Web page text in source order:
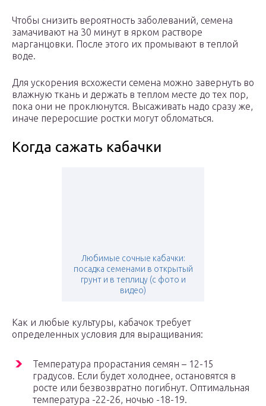
Чтобы снизить вероятность заболеваний, семена
замачивают на 30 минут в ярком растворе
марганцовки. После этого их промывают в теплой
воде.
Для ускорения всхожести семена можно завернуть во
влажную ткань и держать в теплом месте до тех пор,
пока они не проклюнутся. Высаживать надо сразу же,
иначе переросшие ростки могут обломаться.
Когда сажать кабачки
Любимые сочные кабачки:
посадка семенами в открытый
грунт и в теплицу (с фото и
видео)
Как и любые культуры, кабачок требует
определенных условия для выращивания:
Температура прорастания семян – 12-15
градусов. Если будет холоднее, остановятся в
росте или безвозвратно погибнут. Оптимальная
температура -22-26, ночью -18-19.